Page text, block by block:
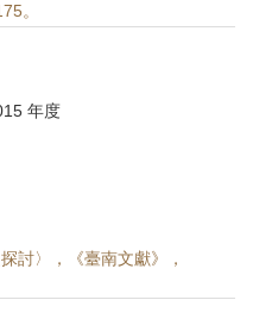
。
年度
討〉，《臺南文獻》，